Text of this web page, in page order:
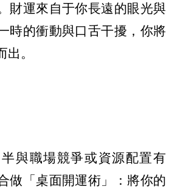
財運來自于你長遠的眼光與
時的衝動與口舌干擾，你將
。
與職場競爭或資源配置有
做「桌面開運術」：將你的